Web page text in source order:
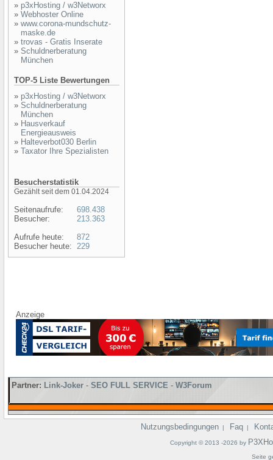
» p3xHosting / w3Networx
» Webhoster Online
» www.corona-mundschutz-
maske.de
» trovas - Gratis Inserate
» Schuldnerberatung
München
TOP-5 Liste Bewertungen
» p3xHosting / w3Networx
» Schuldnerberatung
München
» Hausverkauf
Energieausweis
» Halteverbot030 Berlin
» Taxator Ihre Spezialisten
Besucherstatistik
Gezählt seit dem 01.04.2024
Seitenaufrufe:
Besucher:
Aufrufe heute:
Besucher heute:
698.438
213.363
872
229
Anzeige
Partner: Link-Joker - SEO FULL SERVICE - W3Forum
Nutzungsbedingungen | Faq |
Copyright © 2013 -2026 by
Seite